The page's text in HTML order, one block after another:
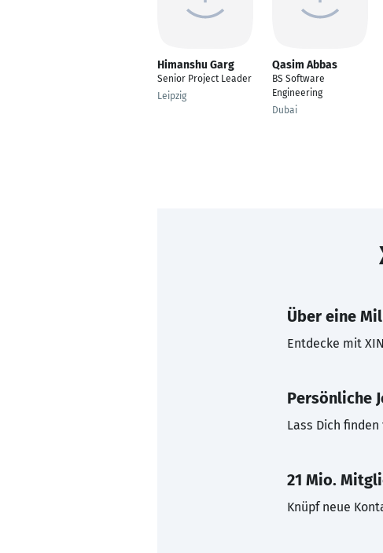
Himanshu Garg
Senior Project Leader
Leipzig
Qasim Abbas
BS Software
Engineering
Dubai
Über eine
Entdecke mit
Persönliche
Lass Dich
21 Mio.
Knüpf neue